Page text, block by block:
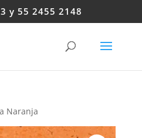
y 55 2455 2148
Naranja